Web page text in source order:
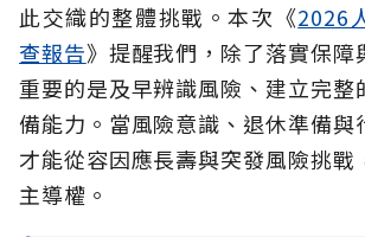
此交織的整體挑戰。本次《2026
查報告》提醒我們，除了落實保障
重要的是及早辨識風險、建立完整
備能力。當風險意識、退休準備與
才能從容因應長壽與突發風險挑戰
主導權。